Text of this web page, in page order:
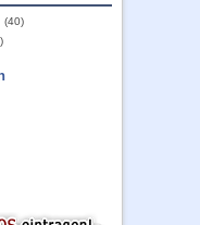
(40)